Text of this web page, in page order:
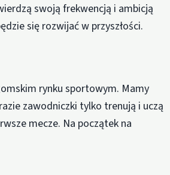
swoją frekwencją i ambicją
się rozwijać w przyszłości.
rynku sportowym. Mamy
zawodniczki tylko trenują i uczą
mecze. Na początek na